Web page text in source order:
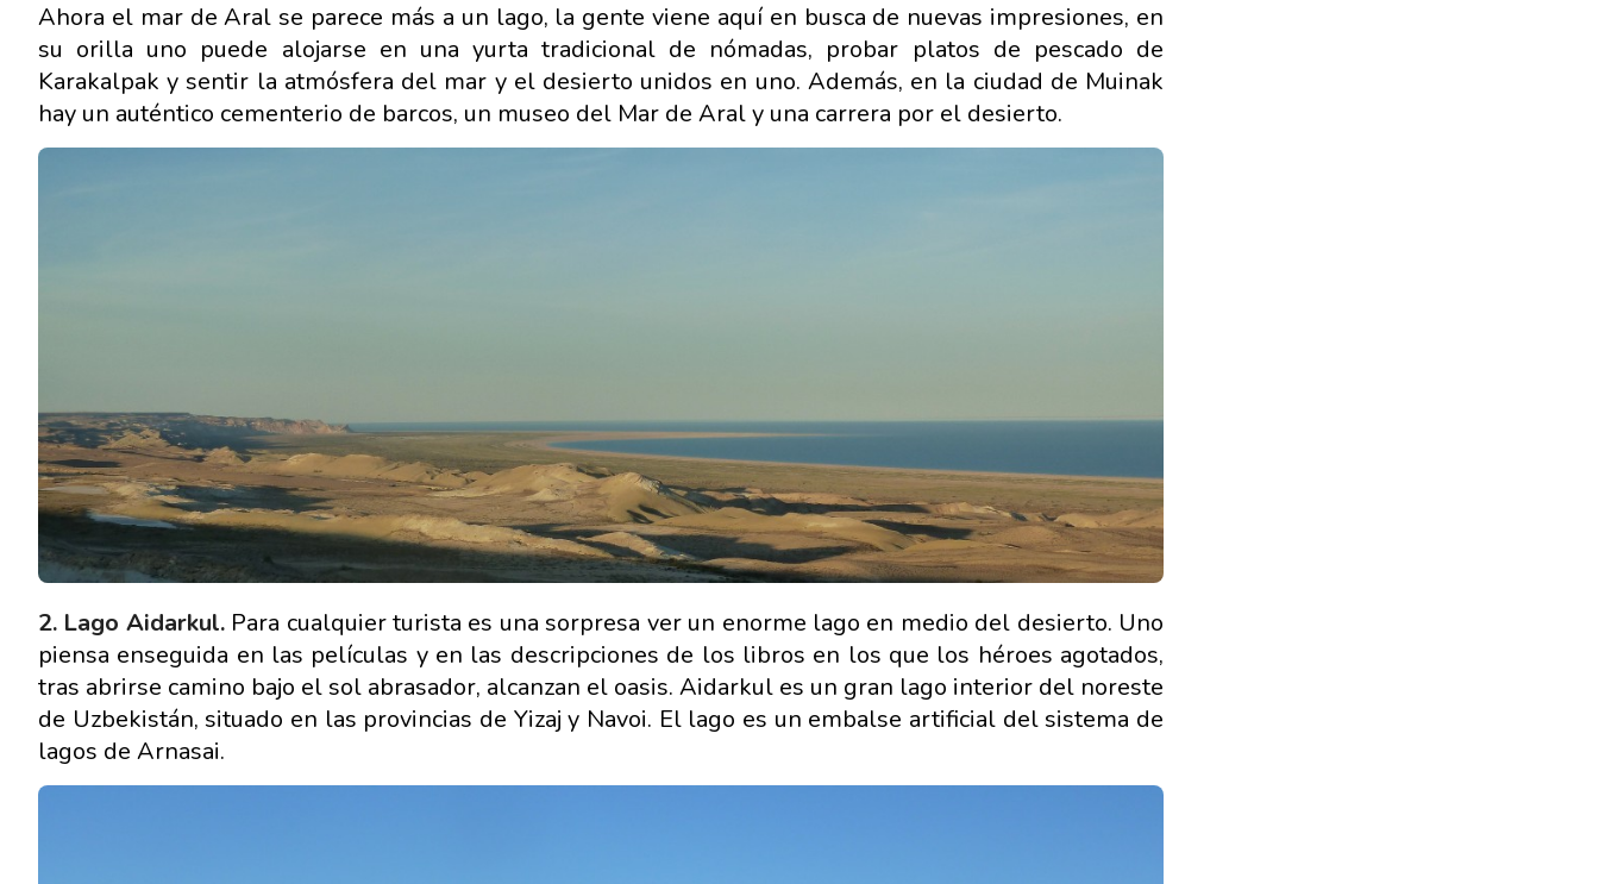
Ahora el mar de Aral se parece más a un lago, la gente viene aquí en busca de nuevas impresiones, en
su orilla uno puede alojarse en una yurta tradicional de nómadas, probar platos de pescado de
Karakalpak y sentir la atmósfera del mar y el desierto unidos en uno. Además, en la ciudad de Muinak
hay un auténtico cementerio de barcos, un museo del Mar de Aral y una carrera por el desierto.
2. Lago Aidarkul.Para cualquier turista es una sorpresa ver un enorme lago en medio del desierto. Uno
piensa enseguida en las películas y en las descripciones de los libros en los que los héroes agotados,
tras abrirse camino bajo el sol abrasador, alcanzan el oasis. Aidarkul es un gran lago interior del noreste
de Uzbekistán, situado en las provincias de Yizaj y Navoi. El lago es un embalse artificial del sistema de
lagos de Arnasai.